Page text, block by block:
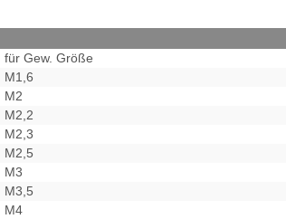
für Gew. Größe
M1,6
M2
M2,2
M2,3
M2,5
M3
M3,5
M4